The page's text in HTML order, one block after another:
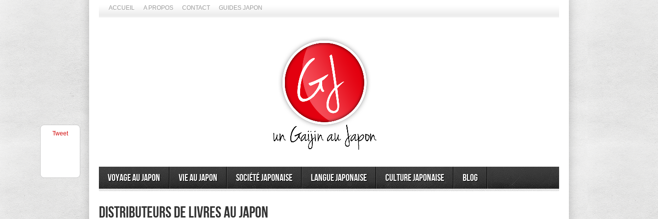
ACCUEIL A PROPOS CONTACT GUIDES JAPON
Voyage au Japon Vie au Japon Société japonaise Langue japonaise Culture japonaise Blog
distributeurs de livres au Japon
Tweet